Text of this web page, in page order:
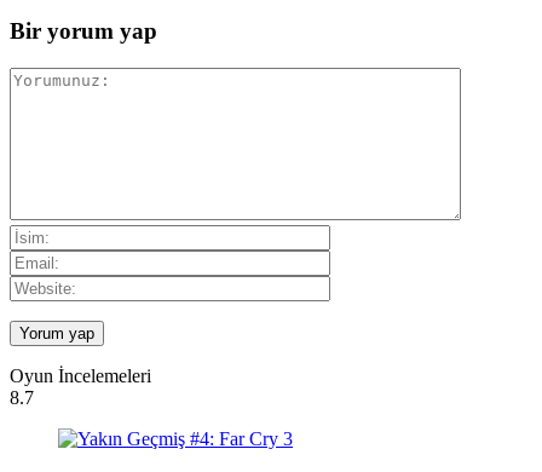
Bir yorum yap
Oyun İncelemeleri
8.7